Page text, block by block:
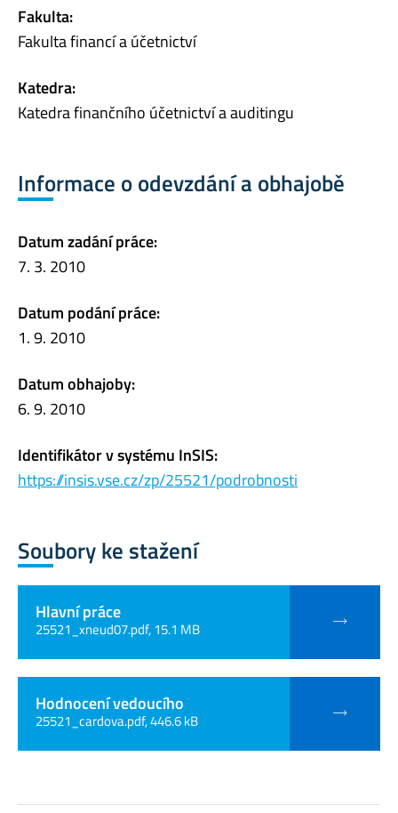
Fakulta:
Fakulta financí a účetnictví
Katedra:
Katedra finančního účetnictví a auditingu
Informace o odevzdání a obhajobě
Datum zadání práce:
7. 3. 2010
Datum podání práce:
1. 9. 2010
Datum obhajoby:
6. 9. 2010
Identifikátor v systému InSIS:
https://insis.vse.cz/zp/25521/podrobnosti
Soubory ke stažení
Hlavní práce
25521_xneud07.pdf, 15.1 MB
Hodnocení vedoucího
25521_cardova.pdf, 446.6 kB